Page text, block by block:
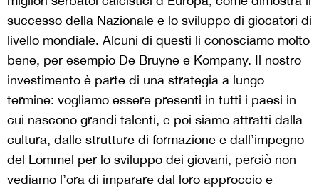
successo della Nazionale e lo sviluppo di giocatori di
livello mondiale. Alcuni di questi li conosciamo molto
bene, per esempio De Bruyne e Kompany. Il nostro
investimento è parte di una strategia a lungo
termine: vogliamo essere presenti in tutti i paesi in
cui nascono grandi talenti, e poi siamo attratti dalla
cultura, dalle strutture di formazione e dall’impegno
del Lommel per lo sviluppo dei giovani, perciò non
vediamo l’ora di imparare dal loro approccio e